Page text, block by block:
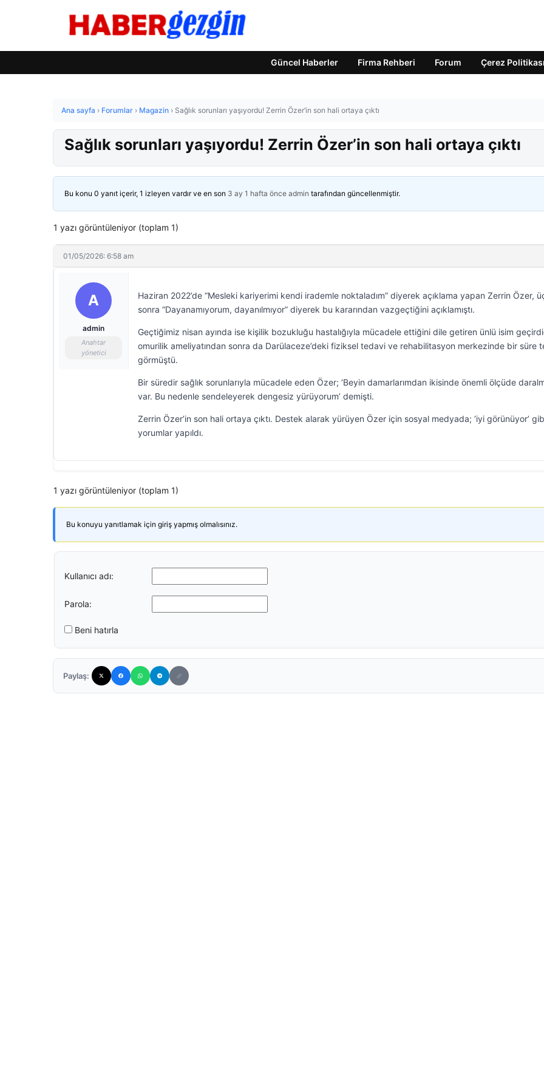
Güncel Haberler Firma Rehberi Forum Çerez Politikası
Ana sayfa › Forumlar › Magazin › Sağlık sorunları yaşıyordu! Zerrin Özer’in son hali ortaya çıktı
Sağlık sorunları yaşıyordu! Zerrin Özer’in son hali ortaya çıktı
Bu konu 0 yanıt içerir, 1 izleyen vardır ve en son 3 ay 1 hafta önce admin tarafından güncellenmiştir.
1 yazı görüntüleniyor (toplam 1)
01/05/2026: 6:58 am
A
admin
Anahtar
yönetici
Haziran 2022’de “Mesleki kariyerimi kendi irademle noktaladım” diyerek açıklama yapan Zerrin Özer,
sonra “Dayanamıyorum, dayanılmıyor” diyerek bu kararından vazgeçtiğini açıklamıştı.
Geçtiğimiz nisan ayında ise kişilik bozukluğu hastalığıyla mücadele ettiğini dile getiren ünlü isim
omurilik ameliyatından sonra da Darülaceze’deki fiziksel tedavi ve rehabilitasyon merkezinde bir süre
görmüştü.
Bir süredir sağlık sorunlarıyla mücadele eden Özer; ‘Beyin damarlarımdan ikisinde önemli ölçüde
var. Bu nedenle sendeleyerek dengesiz yürüyorum’ demişti.
Zerrin Özer’in son hali ortaya çıktı. Destek alarak yürüyen Özer için sosyal medyada; ‘iyi görünüyor’
yorumlar yapıldı.
1 yazı görüntüleniyor (toplam 1)
Bu konuyu yanıtlamak için giriş yapmış olmalısınız.
Kullanıcı adı:
Parola:
Beni hatırla
Paylaş: